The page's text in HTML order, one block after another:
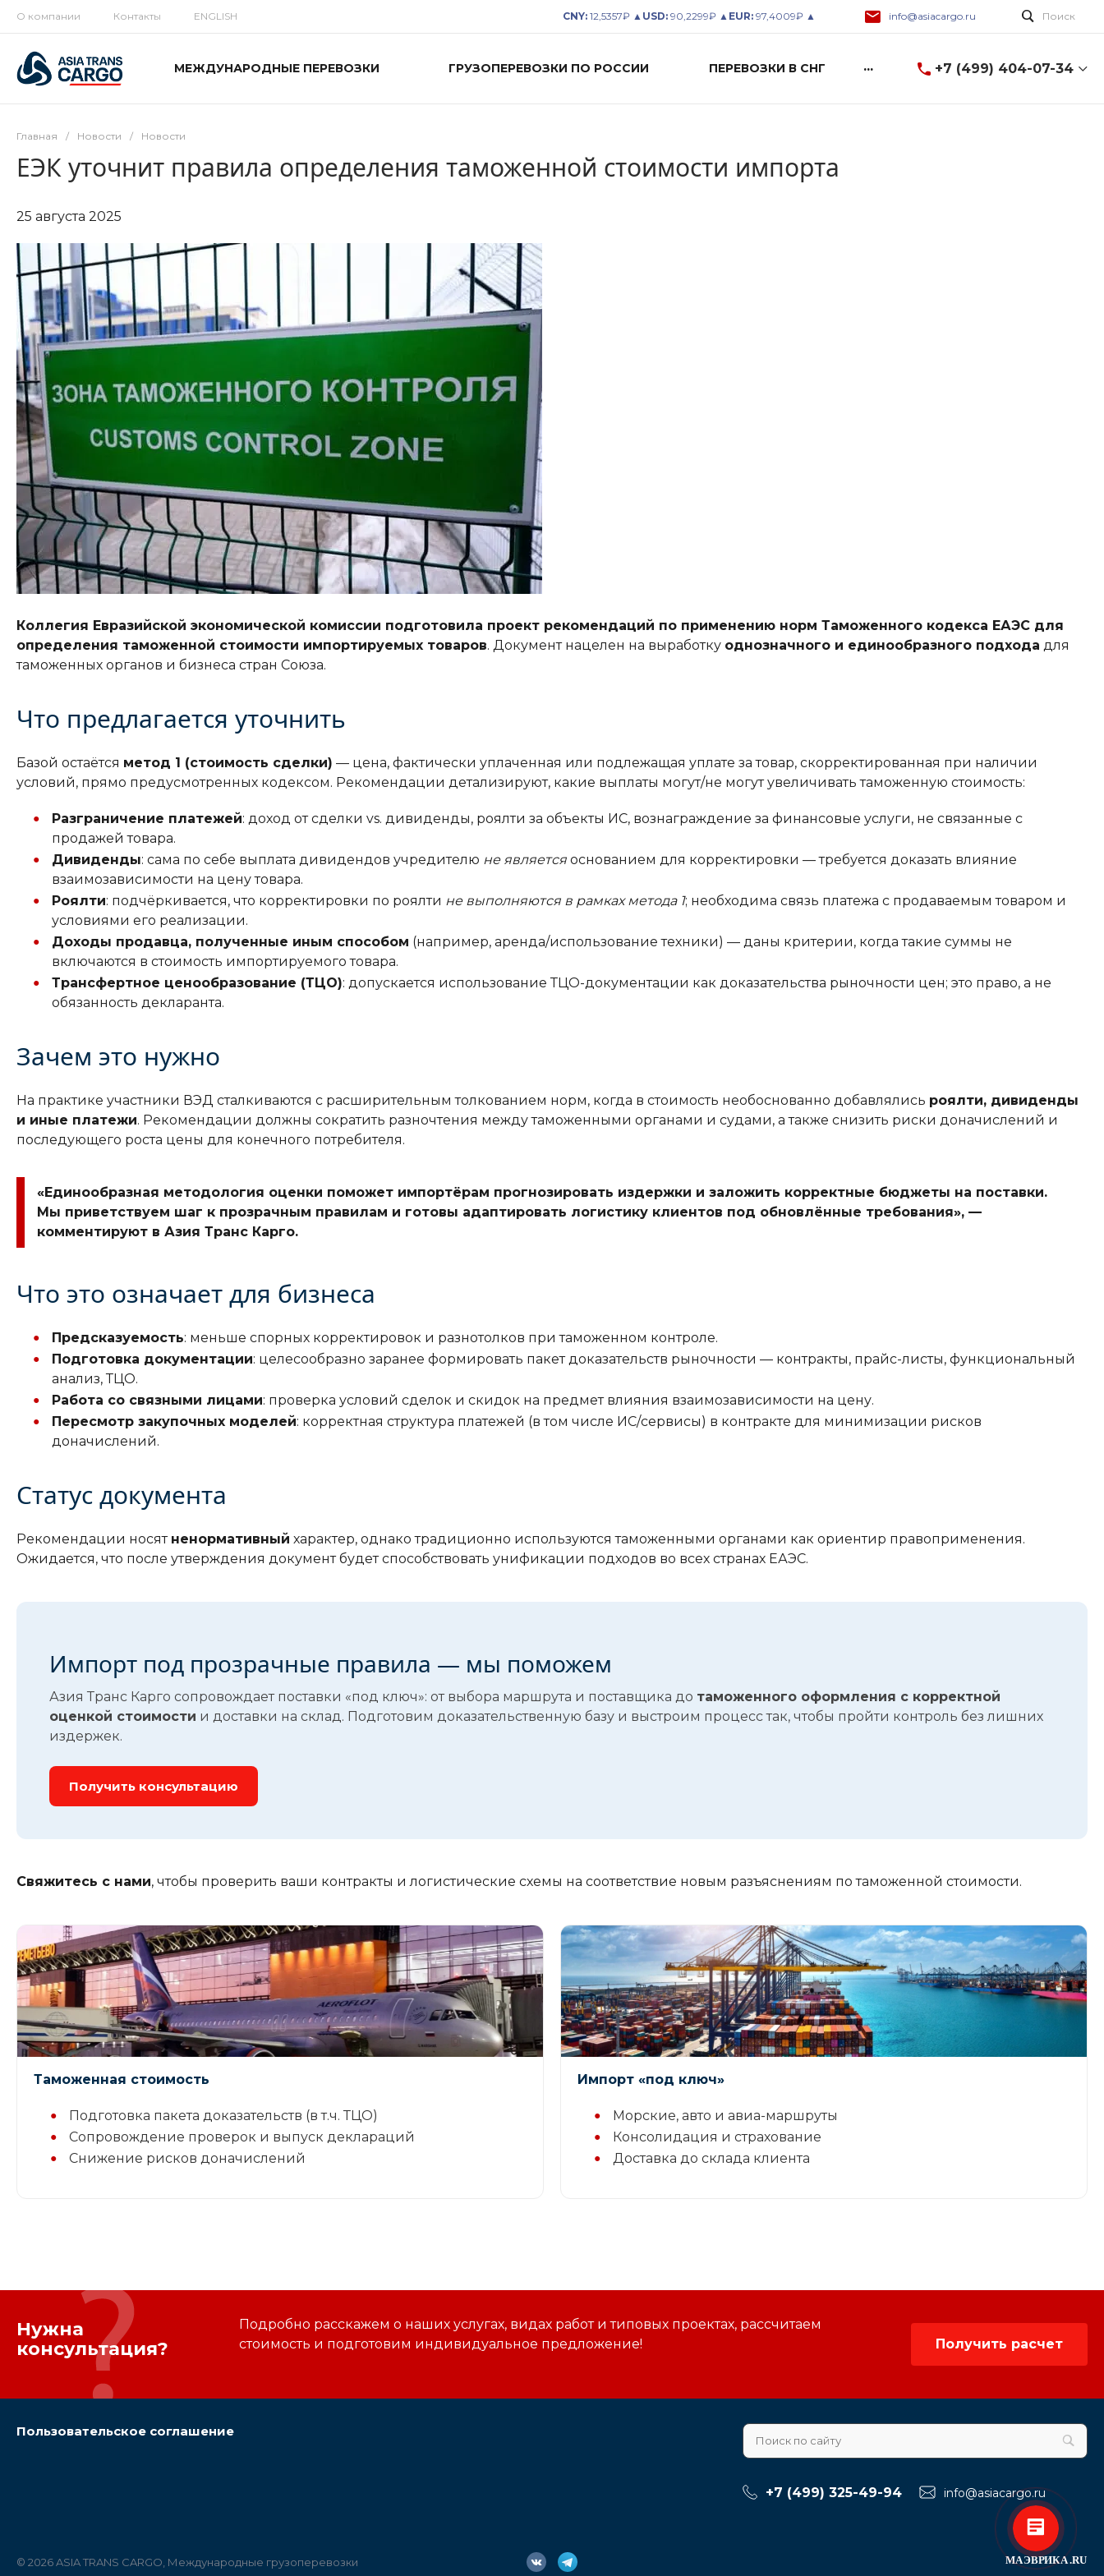
О компании Контакты ENGLISH CNY: 12,5357₽ ▲ USD: 90,2299₽ ▲ EUR: 97,4009₽ ▲ info@asiacargo.ru Поиск
МЕЖДУНАРОДНЫЕ ПЕРЕВОЗКИ ГРУЗОПЕРЕВОЗКИ ПО РОССИИ ПЕРЕВОЗКИ В СНГ ... +7 (499) 404-07-34
Главная / Новости / Новости
ЕЭК уточнит правила определения таможенной стоимости импорта
25 августа 2025
Коллегия Евразийской экономической комиссии подготовила проект рекомендаций по применению норм Таможенного кодекса ЕАЭС для
определения таможенной стоимости импортируемых товаров. Документ нацелен на выработку однозначного и единообразного подхода для
таможенных органов и бизнеса стран Союза.
Что предлагается уточнить
Базой остаётся метод 1 (стоимость сделки) — цена, фактически уплаченная или подлежащая уплате за товар, скорректированная при наличии
условий, прямо предусмотренных кодексом. Рекомендации детализируют, какие выплаты могут/не могут увеличивать таможенную стоимость:
Разграничение платежей: доход от сделки vs. дивиденды, роялти за объекты ИС, вознаграждение за финансовые услуги, не связанные с
продажей товара.
Дивиденды: сама по себе выплата дивидендов учредителю не являетсяоснованием для корректировки — требуется доказать влияние
взаимозависимости на цену товара.
Роялти: подчёркивается, что корректировки по роялти не выполняются в рамках метода 1; необходима связь платежа с продаваемым товаром и
условиями его реализации.
Доходы продавца, полученные иным способом (например, аренда/использование техники) — даны критерии, когда такие суммы не
включаются в стоимость импортируемого товара.
Трансфертное ценообразование (ТЦО): допускается использование ТЦО-документации как доказательства рыночности цен; это право, а не
обязанность декларанта.
Зачем это нужно
На практике участники ВЭД сталкиваются с расширительным толкованием норм, когда в стоимость необоснованно добавлялись роялти, дивиденды
и иные платежи. Рекомендации должны сократить разночтения между таможенными органами и судами, а также снизить риски доначислений и
последующего роста цены для конечного потребителя.
«Единообразная методология оценки поможет импортёрам прогнозировать издержки и заложить корректные бюджеты на поставки.
Мы приветствуем шаг к прозрачным правилам и готовы адаптировать логистику клиентов под обновлённые требования», —
комментируют в Азия Транс Карго.
Что это означает для бизнеса
Предсказуемость: меньше спорных корректировок и разнотолков при таможенном контроле.
Подготовка документации: целесообразно заранее формировать пакет доказательств рыночности — контракты, прайс-листы, функциональный
анализ, ТЦО.
Работа со связными лицами: проверка условий сделок и скидок на предмет влияния взаимозависимости на цену.
Пересмотр закупочных моделей: корректная структура платежей (в том числе ИС/сервисы) в контракте для минимизации рисков
доначислений.
Статус документа
Рекомендации носят ненормативный характер, однако традиционно используются таможенными органами как ориентир правоприменения.
Ожидается, что после утверждения документ будет способствовать унификации подходов во всех странах ЕАЭС.
Импорт под прозрачные правила — мы поможем
Азия Транс Карго сопровождает поставки «под ключ»: от выбора маршрута и поставщика до таможенного оформления с корректной
оценкой стоимости и доставки на склад. Подготовим доказательственную базу и выстроим процесс так, чтобы пройти контроль без лишних
издержек.
Получить консультацию
Свяжитесь с нами, чтобы проверить ваши контракты и логистические схемы на соответствие новым разъяснениям по таможенной стоимости.
Таможенная стоимость
Подготовка пакета доказательств (в т.ч. ТЦО)
Сопровождение проверок и выпуск деклараций
Снижение рисков доначислений
Импорт «под ключ»
Морские, авто и авиа-маршруты
Консолидация и страхование
Доставка до склада клиента
Нужна
консультация?
Подробно расскажем о наших услугах, видах работ и типовых проектах, рассчитаем
стоимость и подготовим индивидуальное предложение!
Получить расчет
Пользовательское соглашение
+7 (499) 325-49-94 info@asiacargo.ru
© 2026 ASIA TRANS CARGO, Международные грузоперевозки МАЭВРИКА.RU